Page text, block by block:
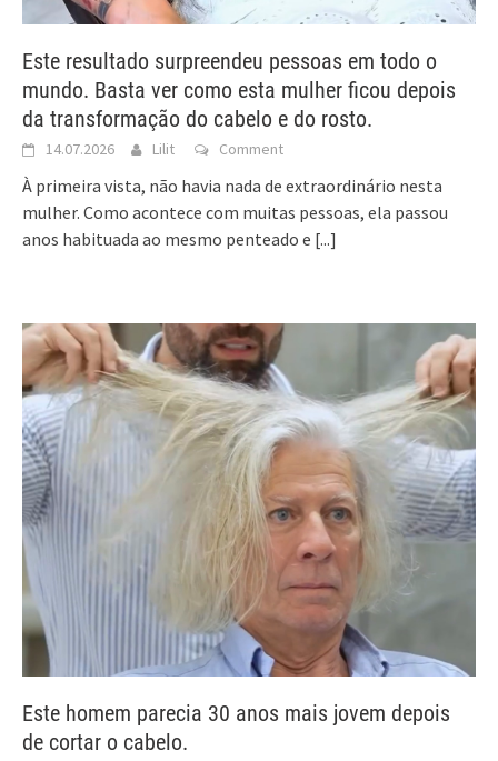
Este resultado surpreendeu pessoas em todo o
mundo. Basta ver como esta mulher ficou depois
da transformação do cabelo e do rosto.
14.07.2026 Lilit Comment
À primeira vista, não havia nada de extraordinário nesta
mulher. Como acontece com muitas pessoas, ela passou
anos habituada ao mesmo penteado e [...]
Este homem parecia 30 anos mais jovem depois
de cortar o cabelo.